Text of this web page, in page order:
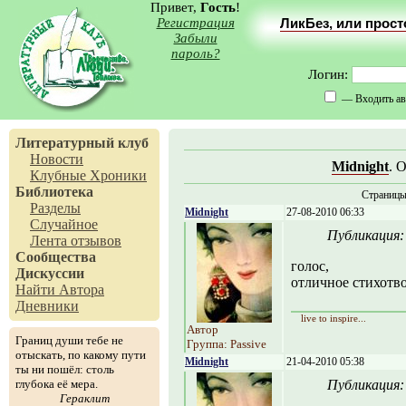
Привет, Гость!
Регистрация
Забыли
пароль?
ЛикБез, или
Логин:
— Входить
Литературный клуб
Новости
Клубные Хроники
Библиотека
Разделы
Случайное
Лента отзывов
Сообщества
Дискуссии
Найти Автора
Дневники
Границ души тебе не
отыскать, по какому пути
ты ни пошёл: столь
глубока её мера.
Гераклит
Midnight.
Midnight
27-08-2010 06:33
Автор
Группа: Passive
голос,
отличное
live to inspire...
Midnight 21-04-2010 05:38